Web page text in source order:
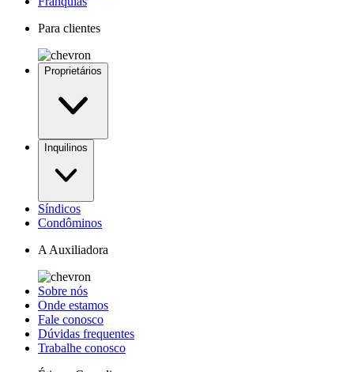
Para clientes
Proprietários
Inquilinos
Síndicos
Condôminos
A Auxiliadora
Sobre nós
Onde estamos
Fale conosco
Dúvidas frequentes
Trabalhe conosco